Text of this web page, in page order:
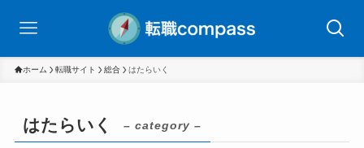
ホーム 転職サイト 総合 はたらいく
はたらいく – category –